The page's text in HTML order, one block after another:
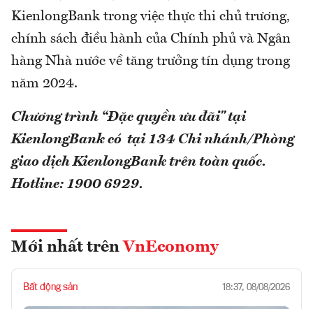
KienlongBank trong việc thực thi chủ trương,
chính sách điều hành của Chính phủ và Ngân
hàng Nhà nước về tăng trưởng tín dụng trong
năm 2024.
Chương trình “Đặc quyền ưu đãi" tại
KienlongBank có tại 134 Chi nhánh/Phòng
giao dịch KienlongBank trên toàn quốc.
Hotline: 1900 6929.
Mới nhất trên VnEconomy
Bất động sản 18:37, 08/08/2026